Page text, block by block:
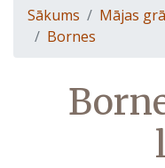
Sākums Mājas
Bornes